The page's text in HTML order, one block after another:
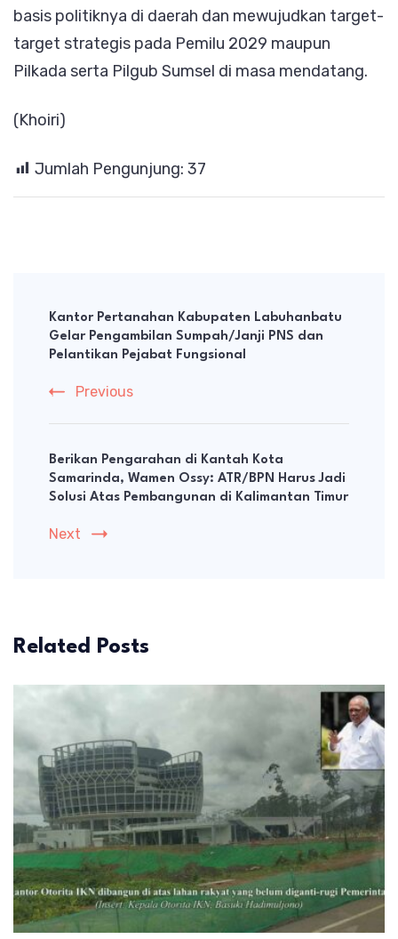
basis politiknya di daerah dan mewujudkan target-
target strategis pada Pemilu 2029 maupun
Pilkada serta Pilgub Sumsel di masa mendatang.
(Khoiri)
Jumlah Pengunjung: 37
Navigation
Kantor Pertanahan Kabupaten Labuhanbatu
Gelar Pengambilan Sumpah/Janji PNS dan
Pelantikan Pejabat Fungsional
Previous
Berikan Pengarahan di Kantah Kota
Samarinda, Wamen Ossy: ATR/BPN Harus Jadi
Solusi Atas Pembangunan di Kalimantan Timur
Next
Related Posts